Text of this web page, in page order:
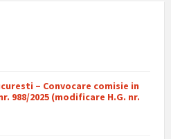
– Convocare comisie in
988/2025 (modificare H.G. nr.